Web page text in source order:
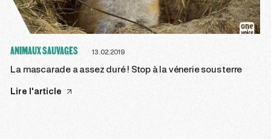
ANIMAUX SAUVAGES 13.02.2019
La mascarade a assez duré ! Stop à la vénerie sous terre
Lire l'article